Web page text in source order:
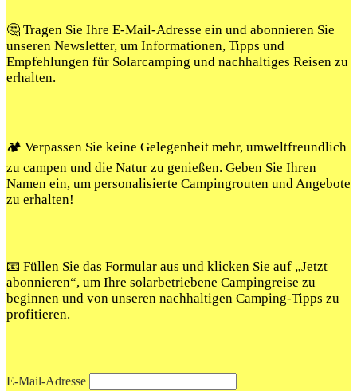
🤔 Tragen Sie Ihre E-Mail-Adresse ein und abonnieren Sie
unseren Newsletter, um Informationen, Tipps und
Empfehlungen für Solarcamping und nachhaltiges Reisen zu
erhalten.
🏕️ Verpassen Sie keine Gelegenheit mehr, umweltfreundlich
zu campen und die Natur zu genießen. Geben Sie Ihren
Namen ein, um personalisierte Campingrouten und Angebote
zu erhalten!
📧 Füllen Sie das Formular aus und klicken Sie auf „Jetzt
abonnieren“, um Ihre solarbetriebene Campingreise zu
beginnen und von unseren nachhaltigen Camping-Tipps zu
profitieren.
E-Mail-Adresse